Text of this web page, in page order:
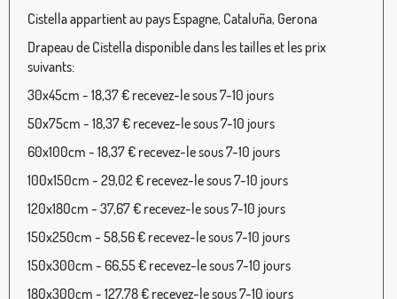
Cistella appartient au pays Espagne, Cataluña, Gerona
Drapeau de Cistella disponible dans les tailles et les prix
suivants:
30x45cm - 18,37 € recevez-le sous 7-10 jours
50x75cm - 18,37 € recevez-le sous 7-10 jours
60x100cm - 18,37 € recevez-le sous 7-10 jours
100x150cm - 29,02 € recevez-le sous 7-10 jours
120x180cm - 37,67 € recevez-le sous 7-10 jours
150x250cm - 58,56 € recevez-le sous 7-10 jours
150x300cm - 66,55 € recevez-le sous 7-10 jours
180x300cm - 127,78 € recevez-le sous 7-10 jours